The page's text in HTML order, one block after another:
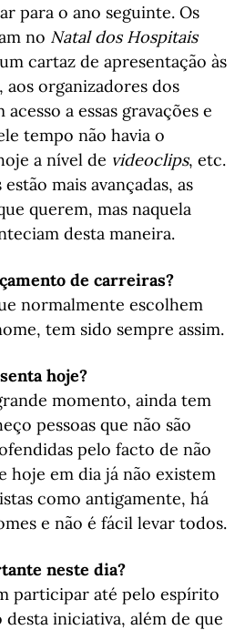
para o ano seguinte. Os
no Natal dos Hospitais
cartaz de apresentação às
aos organizadores dos
a essas gravações e
tempo não havia o
a nível de videoclips, etc.
mais avançadas, as
querem, mas naquela
desta maneira.
de carreiras?
normalmente escolhem
tem sido sempre assim.
hoje?
momento, ainda tem
pessoas que não são
pelo facto de não
hoje em dia já não existem
como antigamente, há
e não é fácil levar todos.
neste dia?
participar até pelo espírito
iniciativa, além de que